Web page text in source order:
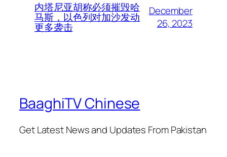
内塔尼亚胡称必须摧毁哈
马斯，以色列对加沙发动
更多袭击
December
26, 2023
BaaghiTV Chinese
Get Latest News and Updates From Pakistan